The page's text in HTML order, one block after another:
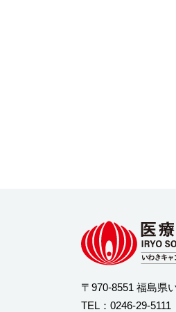
〒970-8551 福島県
TEL： 0246-29-5111